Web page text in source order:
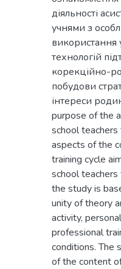
діяльності
учнями з
використання
технологій
корекційно-
побудови
інтереси
purpose of the
school teachers
aspects of the
training cycle
school
the study is
unity of theory
activity,
professional
conditions. The
of the content